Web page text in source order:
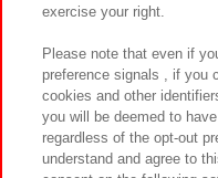
お取引先さまととも
カスタマーハラスメント対応
exercise your right.
Please note that even if
preference signals , if you
cookies and other
you will be deemed to
regardless of the opt-out
understand and agree to